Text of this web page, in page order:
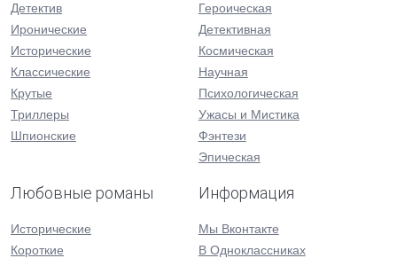
Детектив
Иронические
Исторические
Классические
Крутые
Триллеры
Шпионские
Героическая
Детективная
Космическая
Научная
Психологическая
Ужасы и Мистика
Фэнтези
Эпическая
Любовные романы
Исторические
Короткие
Информация
Мы Вконтакте
В Одноклассниках